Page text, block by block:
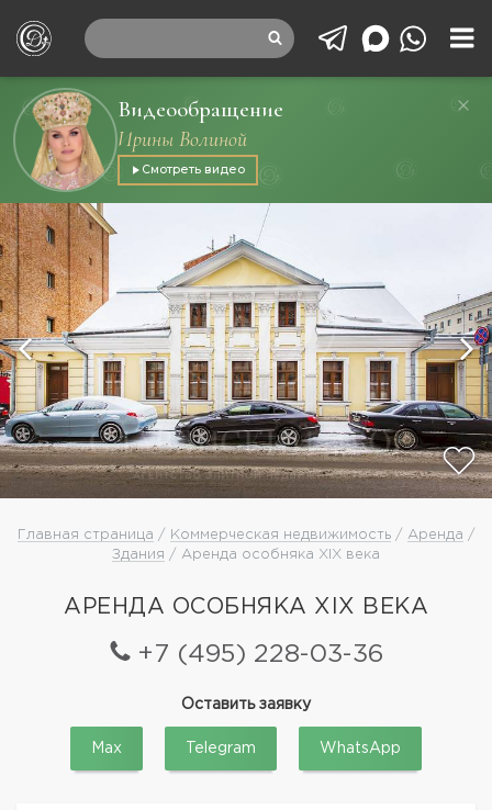
Видеообращение
Ирины Волиной
Смотреть видео
Главная страница / Коммерческая недвижимость/ Аренда /
Здания / Аренда особняка XIX века
АРЕНДА ОСОБНЯКА XIX ВЕКА
+7 (495) 228-03-36
Оставить заявку
Max Telegram WhatsApp